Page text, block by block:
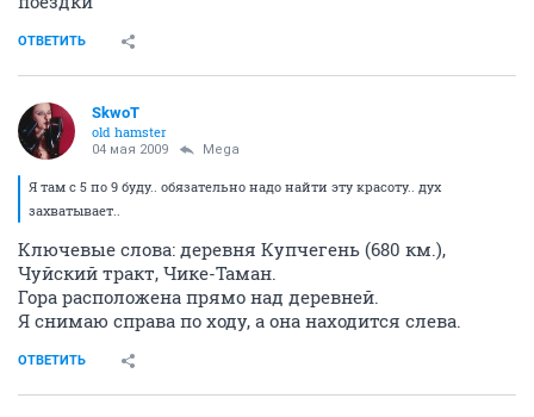
ОТВЕТИТЬ
SkwoT
old hamster
04 мая 2009 Mega
Я там с 5 по 9 буду.. обязательно надо найти эту красоту.. дух
захватывает..
Ключевые слова: деревня Купчегень (680 км.),
Чуйский тракт, Чике-Таман.
Гора расположена прямо над деревней.
Я снимаю справа по ходу, а она находится слева.
ОТВЕТИТЬ